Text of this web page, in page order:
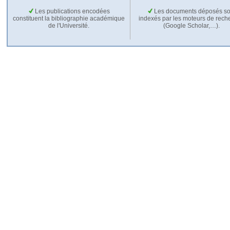
Les publications encodées
constituent la bibliographie académique
de l'Université.
Les documents déposés
indexés par les moteurs de
(Google Scholar,…).